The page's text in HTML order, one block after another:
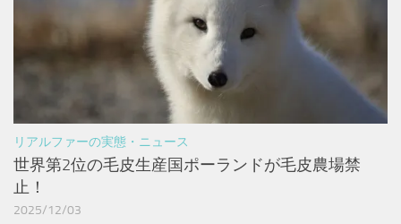
リアルファーの実態・ニュース
世界第2位の毛皮生産国ポーランドが毛皮農場禁
止！
2025/12/03